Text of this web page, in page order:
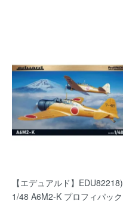
【エデュアルド】EDU82218)
1/48 A6M2-K プロフィパック